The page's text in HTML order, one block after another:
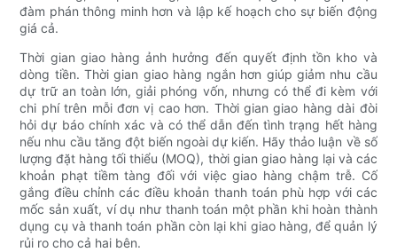
đàm phán thông minh hơn và lập kế hoạch cho sự biến động
giá cả.
Thời gian giao hàng ảnh hưởng đến quyết định tồn kho và
dòng tiền. Thời gian giao hàng ngắn hơn giúp giảm nhu cầu
dự trữ an toàn lớn, giải phóng vốn, nhưng có thể đi kèm với
chi phí trên mỗi đơn vị cao hơn. Thời gian giao hàng dài đòi
hỏi dự báo chính xác và có thể dẫn đến tình trạng hết hàng
nếu nhu cầu tăng đột biến ngoài dự kiến. Hãy thảo luận về số
lượng đặt hàng tối thiểu (MOQ), thời gian giao hàng lại và các
khoản phạt tiềm tàng đối với việc giao hàng chậm trễ. Cố
gắng điều chỉnh các điều khoản thanh toán phù hợp với các
mốc sản xuất, ví dụ như thanh toán một phần khi hoàn thành
dụng cụ và thanh toán phần còn lại khi giao hàng, để quản lý
rủi ro cho cả hai bên.